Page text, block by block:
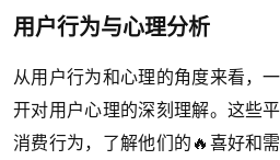
用户行为与心理分析
从用户行为和心理的角度来看，
开对用户心理的深刻理解。这些
消费行为，了解他们的🔥喜好和